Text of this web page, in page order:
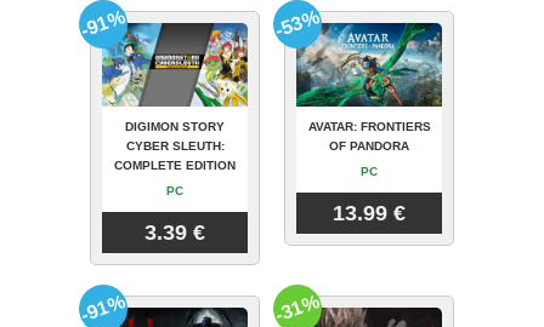
DIGIMON STORY
CYBER SLEUTH:
COMPLETE EDITION
PC
3.39 €
-91%
AVATAR: FRONTIERS
OF PANDORA
PC
13.99 €
-53%
-91% -31%